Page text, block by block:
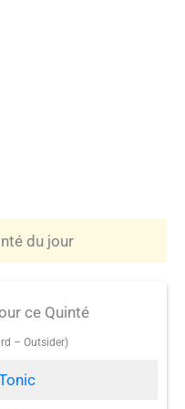
du jour
ce Quinté
– Outsider)